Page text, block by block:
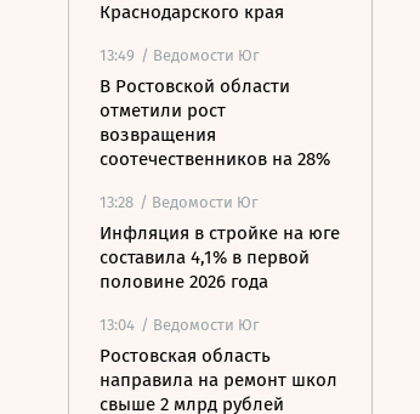
Краснодарского края
13:49 / Ведомости Юг
В Ростовской области
отметили рост
возвращения
соотечественников на 28%
13:28 / Ведомости Юг
Инфляция в стройке на юге
составила 4,1% в первой
половине 2026 года
13:04 / Ведомости Юг
Ростовская область
направила на ремонт школ
свыше 2 млрд рублей